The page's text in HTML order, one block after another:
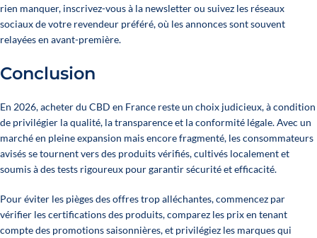
rien manquer, inscrivez-vous à la newsletter ou suivez les réseaux
sociaux de votre revendeur préféré, où les annonces sont souvent
relayées en avant-première.
Conclusion
En 2026, acheter du CBD en France reste un choix judicieux, à condition
de privilégier la qualité, la transparence et la conformité légale. Avec un
marché en pleine expansion mais encore fragmenté, les consommateurs
avisés se tournent vers des produits vérifiés, cultivés localement et
soumis à des tests rigoureux pour garantir sécurité et efficacité.
Pour éviter les pièges des offres trop alléchantes, commencez par
vérifier les certifications des produits, comparez les prix en tenant
compte des promotions saisonnières, et privilégiez les marques qui